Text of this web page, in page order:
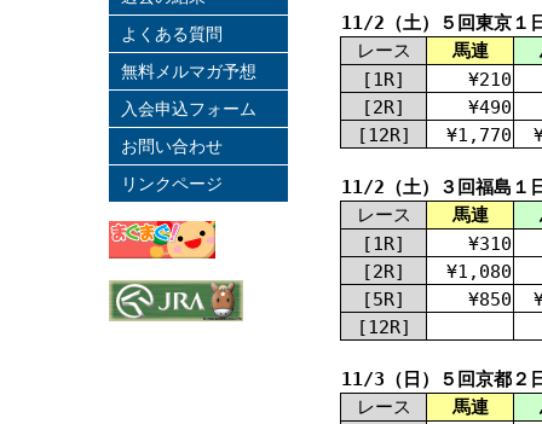
11/2（土）５回東京１
レース
馬連
[1R]
¥210
[2R]
¥490
[12R]
¥1,770
11/2（土）３回福島１
レース
馬連
[1R]
¥310
[2R]
¥1,080
[5R]
¥850
[12R]
11/3（日）５回京都２
レース
馬連
よくある質問
無料メルマガ予想
入会申込フォーム
お問い合わせ
リンクページ